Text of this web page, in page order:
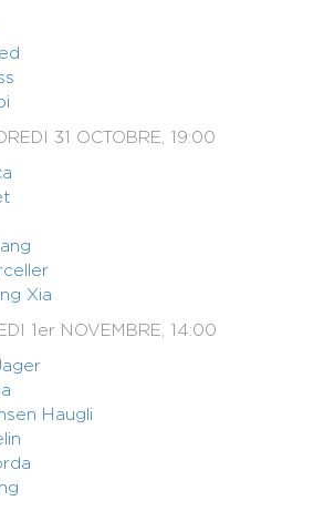
31 OCTOBRE, 19:00
Xia
1er NOVEMBRE, 14:00
Haugli